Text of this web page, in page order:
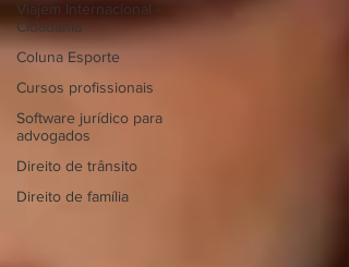
Viajem Internacional -
Cidadania
Coluna Esporte
Cursos profissionais
Software jurídico para
advogados
Direito de trânsito
Direito de família